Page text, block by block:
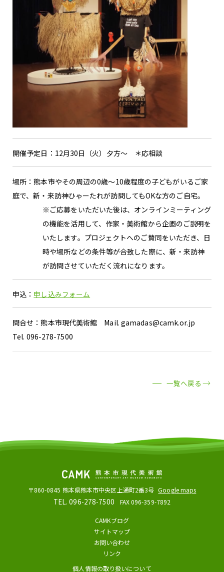
開催予定日：12月30日（火）夕方〜 ＊応相談
場所：熊本市やその周辺の0歳〜10歳程度の子どもがいるご家
庭で、新・来訪神ひゃーたれが訪問してもOKな方のご自宅。
※ご応募をいただいた後は、オンラインミーティング
の機能を活用して、作家・美術館から企画のご説明を
いたします。プロジェクトへのご賛同をいただき、日
時や場所などの条件等が合致した際に、新・来訪神
が訪問させていただく流れになります。
申込： 申し込みフォーム
問合せ：熊本市現代美術館 Mail. gamadas@camk.or.jp
Tel. 096-278-7500
一覧へ戻る
〒860-0845 熊本県熊本市中央区上通町2番3号 Google maps
TEL. 096-278-7500 FAX 096-359-7892
CAMKブログ
サイトマップ
お問い合わせ
リンク
個人情報の取り扱いについて